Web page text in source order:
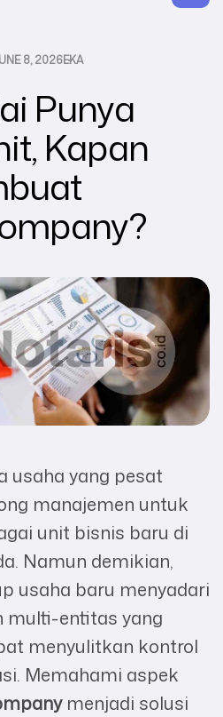
8, 2026EKA
Punya
Kapan
usaha yang pesat
manajemen untuk
unit bisnis baru di
Namun demikian,
usaha baru menyadari
multi-entitas yang
menyulitkan kontrol
Memahami aspek
menjadi solusi